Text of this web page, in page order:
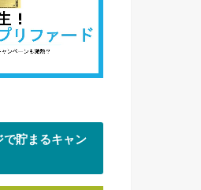
貯まるキャン